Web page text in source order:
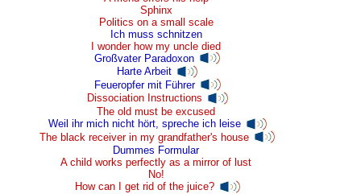
Sphinx
Politics on a small scale
Ich muss schnitzen
I wonder how my uncle died
Großvater Paradoxon
Harte Arbeit
Feueropfer mit Führer
Dissociation Instructions
The old must be excused
Weil ihr mich nicht hört, spreche ich leise
The black receiver in my grandfather's house
Dummes Formular
A child works perfectly as a mirror of lust
No!
How can I get rid of the juice?